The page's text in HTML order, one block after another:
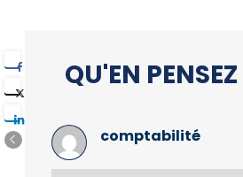
QU'EN
comptabilité